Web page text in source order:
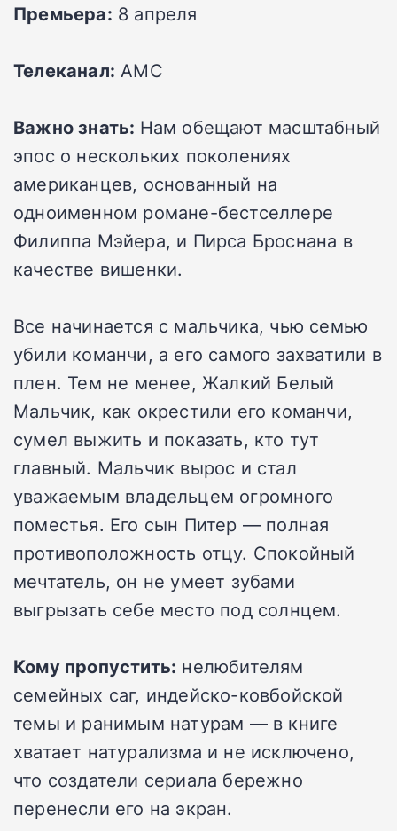
Премьера: 8 апреля
Телеканал: AMC
Важно знать: Нам обещают масштабный
эпос о нескольких поколениях
американцев, основанный на
одноименном романе-бестселлере
Филиппа Мэйера, и Пирса Броснана в
качестве вишенки.
Все начинается с мальчика, чью семью
убили команчи, а его самого захватили в
плен. Тем не менее, Жалкий Белый
Мальчик, как окрестили его команчи,
сумел выжить и показать, кто тут
главный. Мальчик вырос и стал
уважаемым владельцем огромного
поместья. Его сын Питер — полная
противоположность отцу. Спокойный
мечтатель, он не умеет зубами
выгрызать себе место под солнцем.
Кому пропустить: нелюбителям
семейных саг, индейско-ковбойской
темы и ранимым натурам — в книге
хватает натурализма и не исключено,
что создатели сериала бережно
перенесли его на экран.